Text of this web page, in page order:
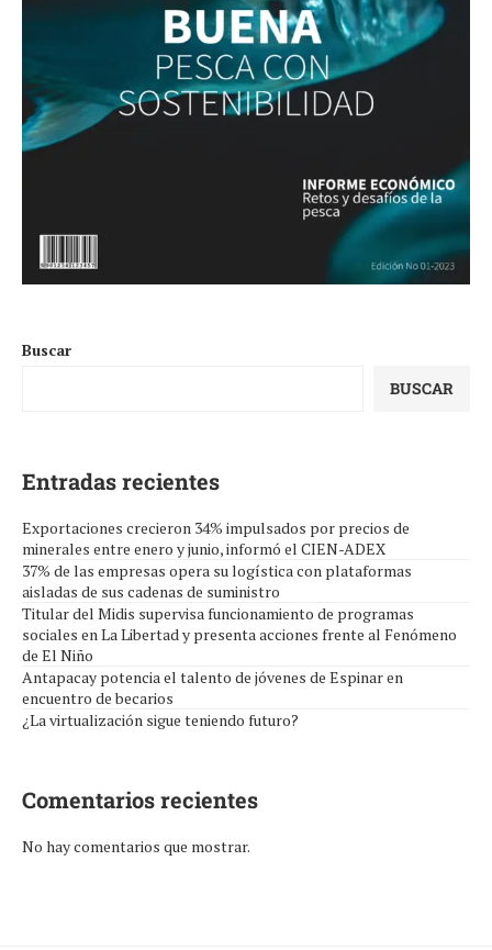
Buscar
BUSCAR
Entradas recientes
Exportaciones crecieron 34% impulsados por precios de
minerales entre enero y junio, informó el CIEN-ADEX
37% de las empresas opera su logística con plataformas
aisladas de sus cadenas de suministro
Titular del Midis supervisa funcionamiento de programas
sociales en La Libertad y presenta acciones frente al Fenómeno
de El Niño
Antapacay potencia el talento de jóvenes de Espinar en
encuentro de becarios
¿La virtualización sigue teniendo futuro?
Comentarios recientes
No hay comentarios que mostrar.